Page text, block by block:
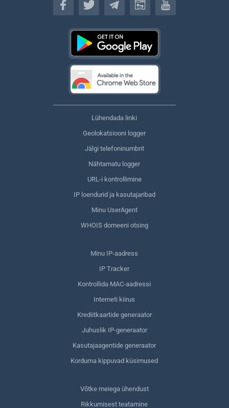
Lühendada linki
Geolokatsiooni logger
Jälgi telefoninumbrit
Nähtamatu logger
URL-i kontrollimine
IP loendurid ja kasutajaribad
Minu UserAgent
WHOIS domeeni otsing
Minu IP-aadress
IP Tracker
Kontrollida MAC-aadressi
Interneti kiirus
Krediitkaartide generaator
Juhuslik IP-generaator
Kasutajaagentide generaator
Korduma kippuvad küsimused
Võtke meiega ühendust
Rikkumisest teatamine